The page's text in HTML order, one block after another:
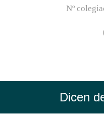
Nº
Dicen